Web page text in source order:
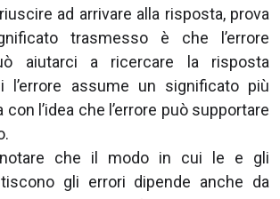
ad arrivare alla risposta, prova
trasmesso è che l’errore
aiutarci a ricercare la risposta
l’errore assume un significato più
l’idea che l’errore può supportare
notare che il modo in cui le e gli
gli errori dipende anche da